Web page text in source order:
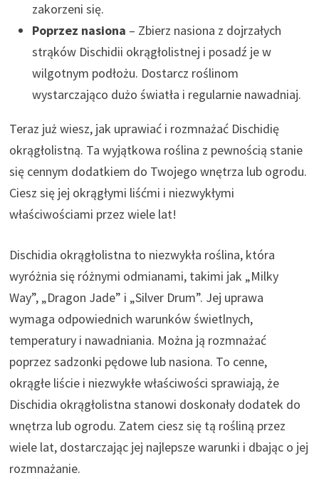
zakorzeni się.
Poprzez nasiona – Zbierz nasiona z dojrzałych
strąków Dischidii okrągłolistnej i posadź je w
wilgotnym podłożu. Dostarcz roślinom
wystarczająco dużo światła i regularnie nawadniaj.
Teraz już wiesz, jak uprawiać i rozmnażać Dischidię
okrągłolistną. Ta wyjątkowa roślina z pewnością stanie
się cennym dodatkiem do Twojego wnętrza lub ogrodu.
Ciesz się jej okrągłymi liśćmi i niezwykłymi
właściwościami przez wiele lat!
Dischidia okrągłolistna to niezwykła roślina, która
wyróżnia się różnymi odmianami, takimi jak „Milky
Way”, „Dragon Jade” i „Silver Drum”. Jej uprawa
wymaga odpowiednich warunków świetlnych,
temperatury i nawadniania. Można ją rozmnażać
poprzez sadzonki pędowe lub nasiona. To cenne,
okrągłe liście i niezwykłe właściwości sprawiają, że
Dischidia okrągłolistna stanowi doskonały dodatek do
wnętrza lub ogrodu. Zatem ciesz się tą rośliną przez
wiele lat, dostarczając jej najlepsze warunki i dbając o jej
rozmnażanie.